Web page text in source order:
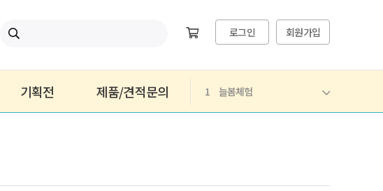
로그인 회원가입
기획전 제품/견적문의 1 늘봄체험